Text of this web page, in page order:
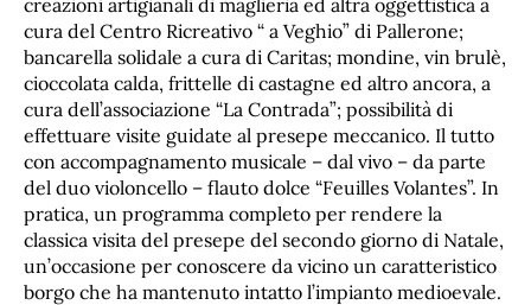
cura del Centro Ricreativo “ a Veghio” di Pallerone;
bancarella solidale a cura di Caritas; mondine, vin brulè,
cioccolata calda, frittelle di castagne ed altro ancora, a
cura dell’associazione “La Contrada”; possibilità di
effettuare visite guidate al presepe meccanico. Il tutto
con accompagnamento musicale – dal vivo – da parte
del duo violoncello – flauto dolce “Feuilles Volantes”. In
pratica, un programma completo per rendere la
classica visita del presepe del secondo giorno di Natale,
un’occasione per conoscere da vicino un caratteristico
borgo che ha mantenuto intatto l’impianto medioevale.